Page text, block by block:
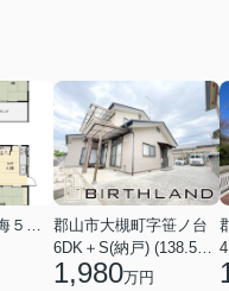
郡山市熱海町熱海５丁目
郡山市大槻町字笹ノ台
6DK＋S(納戸) (138.55㎡)
1,980万円